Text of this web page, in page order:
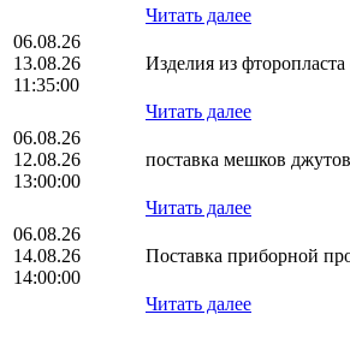
Читать далее
06.08.26
13.08.26
11:35:00
Изделия из
Читать далее
06.08.26
12.08.26
13:00:00
поставка мешков
Читать далее
06.08.26
14.08.26
14:00:00
Поставка приборной
Читать далее